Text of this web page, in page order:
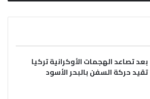
بعد تصاعد الهجمات الأوكرانية تركيا
تقيد حركة السفن بالبحر الأسود